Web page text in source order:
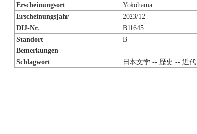
Erscheinungsort
Yokohama
Erscheinungsjahr
2023/12
DIJ-Nr.
B11645
Standort
B
Bemerkungen
Schlagwort
日本文学 -- 歴史 -- 近